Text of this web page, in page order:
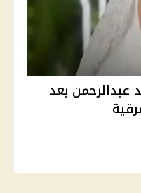
عبدالرحمن بعد